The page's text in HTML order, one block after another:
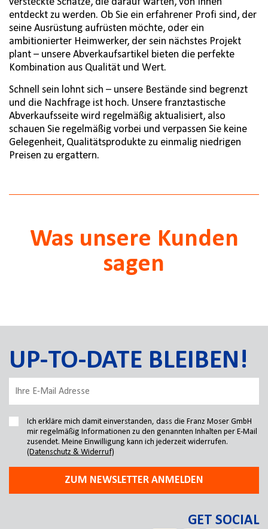
entdeckt zu werden. Ob Sie ein erfahrener Profi sind, der
seine Ausrüstung aufrüsten möchte, oder ein
ambitionierter Heimwerker, der sein nächstes Projekt
plant – unsere Abverkaufsartikel bieten die perfekte
Kombination aus Qualität und Wert.
Schnell sein lohnt sich – unsere Bestände sind begrenzt
und die Nachfrage ist hoch. Unsere franztastische
Abverkaufsseite wird regelmäßig aktualisiert, also
schauen Sie regelmäßig vorbei und verpassen Sie keine
Gelegenheit, Qualitätsprodukte zu einmalig niedrigen
Preisen zu ergattern.
Was unsere Kunden
sagen
UP-TO-DATE BLEIBEN!
Ich erkläre mich damit einverstanden, dass die Franz Moser GmbH
mir regelmäßig Informationen zu den genannten Inhalten per E-Mail
zusendet. Meine Einwilligung kann ich jederzeit widerrufen.
(Datenschutz & Widerruf)
ZUM NEWSLETTER ANMELDEN
GET SOCIAL